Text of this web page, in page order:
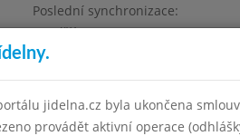
Poslední synchronizace:
Pondělí 7.7.2025 21:07
příspěvková organizace
jidelna.cz byla ukončena
provádět aktivní operace